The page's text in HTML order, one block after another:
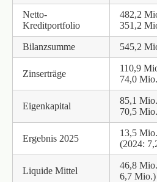
Netto-
Kreditportfolio
482,2
351,2
Bilanzsumme 545,2
Zinserträge
110,9
74,0
Eigenkapital
85,1
70,5
Ergebnis 2025
13,5
(2024:
Liquide Mittel
46,8
6,7 Mio.)